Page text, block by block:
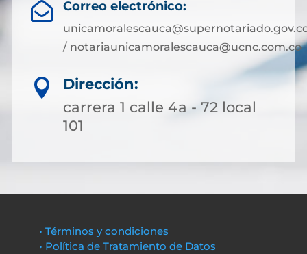
 Correo electrónico:
/ notariaunicamoralescauca@ucnc.com.co

Dirección:
carrera 1 calle 4a - 72 local
101
• Términos y condiciones
• Política de Tratamiento de Datos